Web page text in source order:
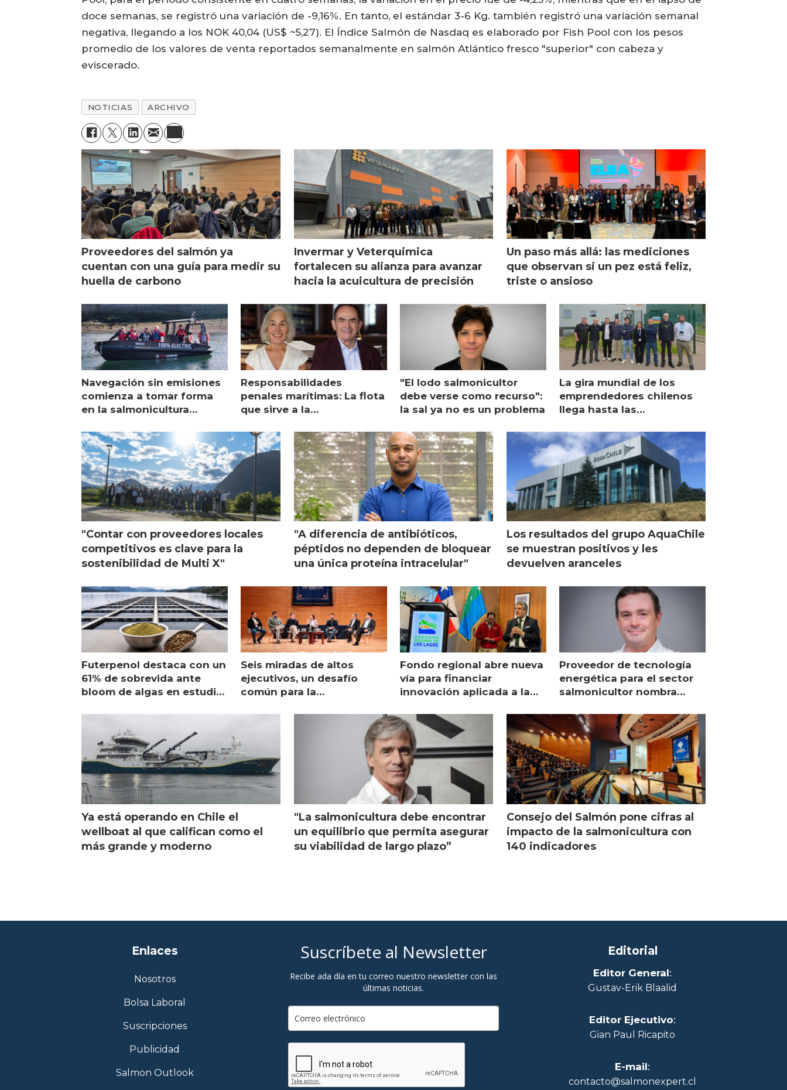
doce semanas, se registró una variación de -9,16%. En tanto, el estándar 3-6 Kg. también registró una variación semanal
negativa, llegando a los NOK 40,04 (US$ ~5,27). El Índice Salmón de Nasdaq es elaborado por Fish Pool con los pesos
promedio de los valores de venta reportados semanalmente en salmón Atlántico fresco "superior" con cabeza y
eviscerado.
NOTICIAS ARCHIVO
Proveedores del salmón ya
cuentan con una guía para medir su
huella de carbono
Invermar y Veterquimica
fortalecen su alianza para avanzar
hacia la acuicultura de precisión
Un paso más allá: las mediciones
que observan si un pez está feliz,
triste o ansioso
Navegación sin emisiones
comienza a tomar forma
en la salmonicultura
Responsabilidades
penales marítimas: La flota
que sirve a la
visión
"El lodo salmonicultor
debe verse como recurso":
la sal ya no es un problema
La gira mundial de los
emprendedores chilenos
llega hasta las
Escocia
"Contar con proveedores locales
competitivos es clave para la
sostenibilidad de Multi X"
"A diferencia de antibióticos,
péptidos no dependen de bloquear
una única proteína intracelular"
Los resultados del grupo AquaChile
se muestran positivos y les
devuelven aranceles
Futerpenol destaca con un
61% de sobrevida ante
bloom de algas en estudio
Seis miradas de altos
ejecutivos, un desafío
común para la
Fondo regional abre nueva
vía para financiar
innovación aplicada a la
Proveedor de tecnología
energética para el sector
salmonicultor nombra
Ya está operando en Chile el
wellboat al que califican como el
más grande y moderno
"La salmonicultura debe encontrar
un equilibrio que permita asegurar
su viabilidad de largo plazo”
Consejo del Salmón pone cifras al
impacto de la salmonicultura con
140 indicadores
Enlaces
Nosotros
Bolsa Laboral
Suscripciones
Publicidad
Salmon Outlook
Suscríbete al Newsletter
Recibe ada día en tu correo nuestro newsletter con las
últimas noticias.
Editorial
Editor General:
Gustav-Erik Blaalid
Editor Ejecutivo:
Gian Paul Ricapito
E-mail:
contacto@salmonexpert.cl